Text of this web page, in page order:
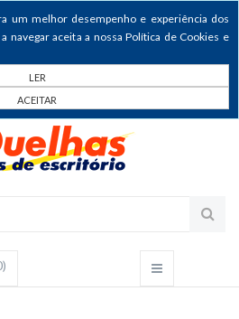
um melhor desempenho e experiência dos
navegar aceita a nossa Política de Cookies e
LER
ACEITAR
)